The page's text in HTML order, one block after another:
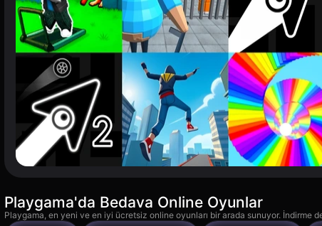
Playgama'da Bedava Online Oyunlar
Playgama, en yeni ve en iyi ücretsiz online oyunları bir arada sunuyor. İndirme